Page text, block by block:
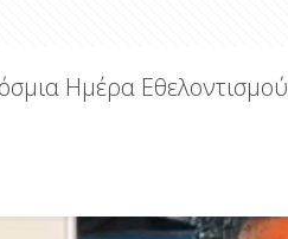
Ημέρα Εθελοντισμού